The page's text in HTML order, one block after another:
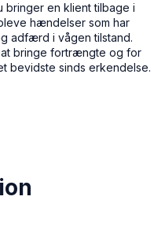
bringer en klient tilbage i
hændelser som har
adfærd i vågen tilstand.
at bringe fortrængte og for
bevidste sinds erkendelse.